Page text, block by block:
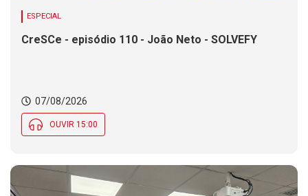
ESPECIAL
CreSCe - episódio 110 - João Neto - SOLVEFY
07/08/2026
OUVIR 15:00